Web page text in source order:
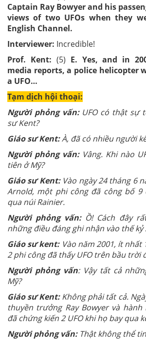
Captain Ray Bowyer and his
views of two UFOs when they
English Channel.
Interviewer: Incredible!
Prof. Kent: (5) E. Yes, and in
media reports, a police helicopter
a UFO…
Tạm dịch hội thoại:
Người phỏng vấn:UFO có thật sự
sư Kent?
Giáo sư Kent:À, đã có nhiều người
Người phỏng vấn:Vâng. Khi nào
tiên ở Mỹ?
Giáo sư Kent:Vào ngày 24 tháng 6
Arnold, một phi công đã công bố 9
qua núi Rainier.
Người phỏng vấn:Ồ! Cách đây
những điều đáng ghi nhận vào thế kỷ
Giáo sư kent:Vào năm 2001, ít nhất
2 phi công đã thấy UFO trên bầu trời
Người phỏng vấn: Vậy tất cả
Mỹ?
Giáo sư Kent:Không phải tất cả.
thuyền trưởng Ray Bowyer và
đã chứng kiến 2 UFO khi họ bay qua
Người phỏng vấn:Thật không thể